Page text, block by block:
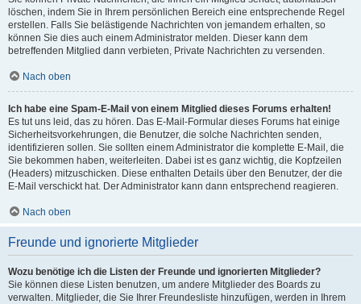
löschen, indem Sie in Ihrem persönlichen Bereich eine entsprechende Regel
erstellen. Falls Sie belästigende Nachrichten von jemandem erhalten, so
können Sie dies auch einem Administrator melden. Dieser kann dem
betreffenden Mitglied dann verbieten, Private Nachrichten zu versenden.
Nach oben
Ich habe eine Spam-E-Mail von einem Mitglied dieses Forums erhalten!
Es tut uns leid, das zu hören. Das E-Mail-Formular dieses Forums hat einige
Sicherheitsvorkehrungen, die Benutzer, die solche Nachrichten senden,
identifizieren sollen. Sie sollten einem Administrator die komplette E-Mail, die
Sie bekommen haben, weiterleiten. Dabei ist es ganz wichtig, die Kopfzeilen
(Headers) mitzuschicken. Diese enthalten Details über den Benutzer, der die
E-Mail verschickt hat. Der Administrator kann dann entsprechend reagieren.
Nach oben
Freunde und ignorierte Mitglieder
Wozu benötige ich die Listen der Freunde und ignorierten Mitglieder?
Sie können diese Listen benutzen, um andere Mitglieder des Boards zu
verwalten. Mitglieder, die Sie Ihrer Freundesliste hinzufügen, werden in Ihrem